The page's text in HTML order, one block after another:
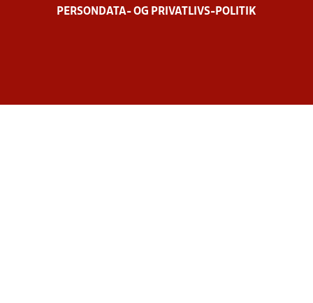
PERSONDATA- OG PRIVATLIVS-POLITIK